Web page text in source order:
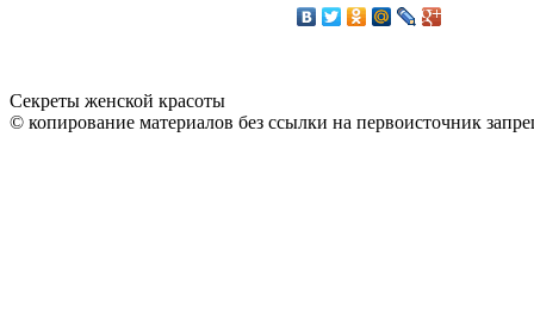
Секреты женской красоты
© копирование материалов без ссылки на первоисточник